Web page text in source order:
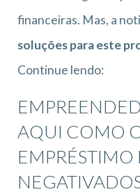
financeiras. Mas, a
soluções para este
Continue lendo:
AQUI COMO
EMPRÉSTIMO